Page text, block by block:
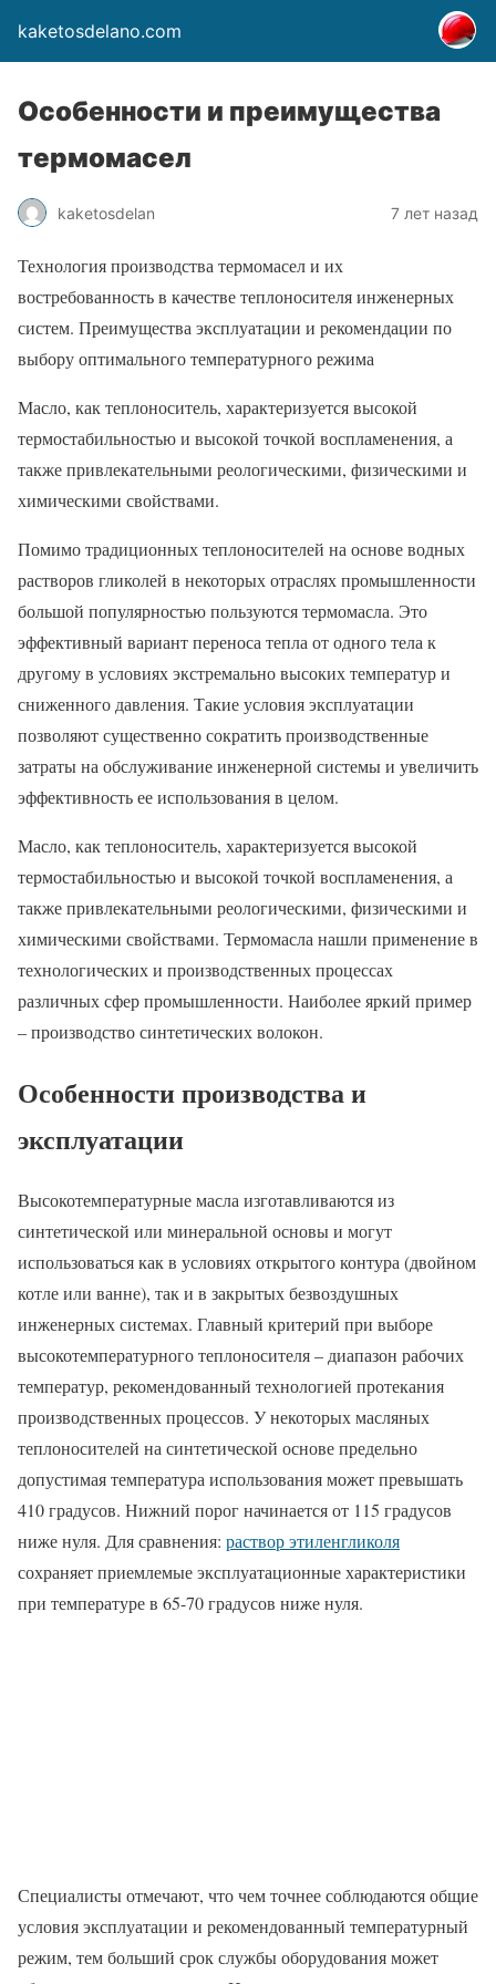
kaketosdelano.com
Особенности и преимущества
термомасел
kaketosdelan 7 лет назад
Технология производства термомасел и их
востребованность в качестве теплоносителя инженерных
систем. Преимущества эксплуатации и рекомендации по
выбору оптимального температурного режима
Масло, как теплоноситель, характеризуется высокой
термостабильностью и высокой точкой воспламенения, а
также привлекательными реологическими, физическими и
химическими свойствами.
Помимо традиционных теплоносителей на основе водных
растворов гликолей в некоторых отраслях промышленности
большой популярностью пользуются термомасла. Это
эффективный вариант переноса тепла от одного тела к
другому в условиях экстремально высоких температур и
сниженного давления. Такие условия эксплуатации
позволяют существенно сократить производственные
затраты на обслуживание инженерной системы и увеличить
эффективность ее использования в целом.
Масло, как теплоноситель, характеризуется высокой
термостабильностью и высокой точкой воспламенения, а
также привлекательными реологическими, физическими и
химическими свойствами. Термомасла нашли применение в
технологических и производственных процессах
различных сфер промышленности. Наиболее яркий пример
– производство синтетических волокон.
Особенности производства и
эксплуатации
Высокотемпературные масла изготавливаются из
синтетической или минеральной основы и могут
использоваться как в условиях открытого контура (двойном
котле или ванне), так и в закрытых безвоздушных
инженерных системах. Главный критерий при выборе
высокотемпературного теплоносителя – диапазон рабочих
температур, рекомендованный технологией протекания
производственных процессов. У некоторых масляных
теплоносителей на синтетической основе предельно
допустимая температура использования может превышать
410 градусов. Нижний порог начинается от 115 градусов
ниже нуля. Для сравнения: раствор этиленгликоля
сохраняет приемлемые эксплуатационные характеристики
при температуре в 65-70 градусов ниже нуля.
Специалисты отмечают, что чем точнее соблюдаются общие
условия эксплуатации и рекомендованный температурный
режим, тем больший срок службы оборудования может